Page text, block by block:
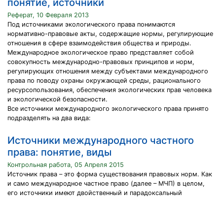
понятие, источники
Реферат, 10 Февраля 2013
Под источниками экологического права понимаются
нормативно-правовые акты, содержащие нормы, регулирующие
отношения в сфере взаимодействия общества и природы.
Международное экологическое право представляет собой
совокупность международно-правовых принципов и норм,
регулирующих отношения между субъектами международного
права по поводу охраны окружающей среды, рационального
ресурсопользования, обеспечения экологических прав человека
и экологической безопасности.
Все источники международного экологического права принято
подразделять на два вида:
Источники международного частного
права: понятие, виды
Контрольная работа, 05 Апреля 2015
Источник права – это форма существования правовых норм. Как
и само международное частное право (далее – МЧП) в целом,
его источники имеют двойственный и парадоксальный